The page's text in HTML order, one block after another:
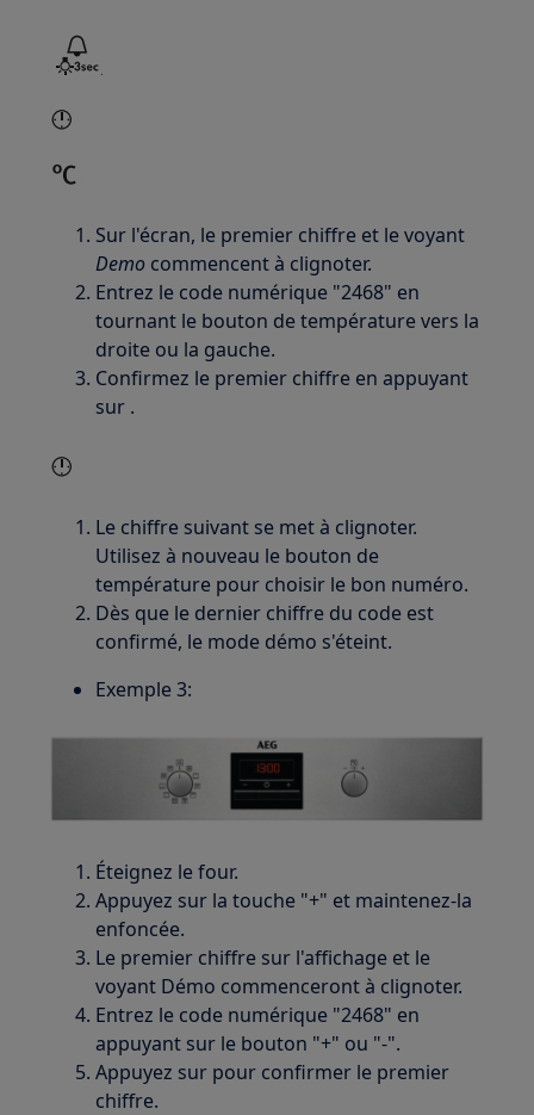
Sur l'écran, le premier chiffre et le voyant
Demo commencent à clignoter.
Entrez le code numérique "2468" en
tournant le bouton de température vers la
droite ou la gauche.
Confirmez le premier chiffre en appuyant
sur .
Le chiffre suivant se met à clignoter.
Utilisez à nouveau le bouton de
température pour choisir le bon numéro.
Dès que le dernier chiffre du code est
confirmé, le mode démo s'éteint.
Exemple 3:
Éteignez le four.
Appuyez sur la touche "+" et maintenez-la
enfoncée.
Le premier chiffre sur l'affichage et le
voyant Démo commenceront à clignoter.
Entrez le code numérique "2468" en
appuyant sur le bouton "+" ou "-".
Appuyez sur pour confirmer le premier
chiffre.